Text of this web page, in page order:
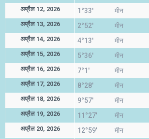
अप्रैल 12, 2026 1°33' मीन
अप्रैल 13, 2026 2°52' मीन
अप्रैल 14, 2026 4°13' मीन
अप्रैल 15, 2026 5°36' मीन
अप्रैल 16, 2026 7°1' मीन
अप्रैल 17, 2026 8°28' मीन
अप्रैल 18, 2026 9°57' मीन
अप्रैल 19, 2026 11°27' मीन
अप्रैल 20, 2026 12°59' मीन